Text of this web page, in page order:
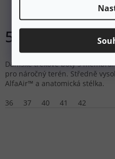
5 354 Kč
Dámské trekové boty s
pro náročný terén. Středně
AlfaAir™ a anatomická stélka.
36
37 40 41 42